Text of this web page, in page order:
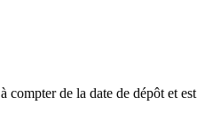
à compter de la date de dépôt et est